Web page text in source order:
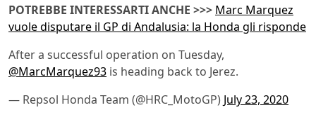
POTREBBE INTERESSARTI ANCHE >>> Marc Marquez
vuole disputare il GP di Andalusia: la Honda gli risponde
After a successful operation on Tuesday,
@MarcMarquez93 is heading back to Jerez.
— Repsol Honda Team (@HRC_MotoGP) July 23, 2020